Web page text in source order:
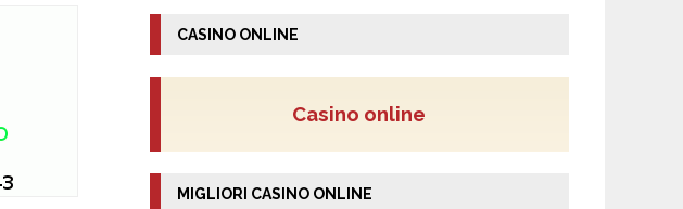
CASINO ONLINE
Casino online
MIGLIORI CASINO ONLINE